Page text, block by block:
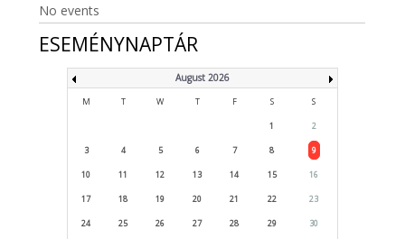
No events
ESEMÉNYNAPTÁR
August 2026
M T W T F S S
1 2
3 4 5 6 7 8 9
10 11 12 13 14 15 16
17 18 19 20 21 22 23
24 25 26 27 28 29 30